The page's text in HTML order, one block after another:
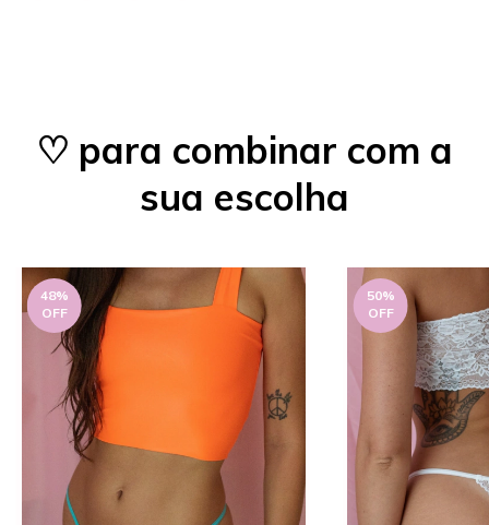
♡ para combinar com a
sua escolha
48%
OFF
50%
OFF